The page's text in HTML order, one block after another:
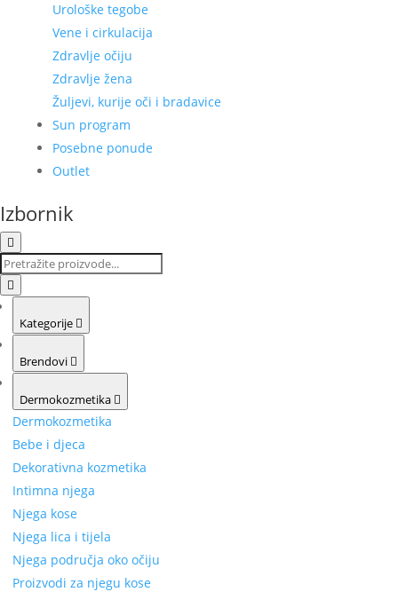
Urološke tegobe
Vene i cirkulacija
Zdravlje očiju
Zdravlje žena
Žuljevi, kurije oči i bradavice
Sun program
Posebne ponude
Outlet
Izbornik
Kategorije
Brendovi
Dermokozmetika
Dermokozmetika
Bebe i djeca
Dekorativna kozmetika
Intimna njega
Njega kose
Njega lica i tijela
Njega područja oko očiju
Proizvodi za njegu kose